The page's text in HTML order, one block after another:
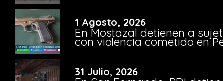
1 Agosto, 2026
En Mostazal detienen a
con violencia cometido en
31 Julio, 2026